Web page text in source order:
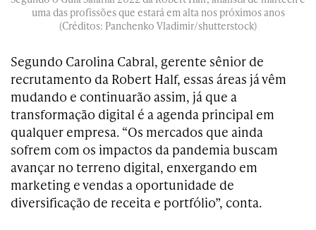
uma das profissões que estará em alta nos próximos anos
(Créditos: Panchenko Vladimir/shutterstock)
Segundo Carolina Cabral, gerente sênior de
recrutamento da Robert Half, essas áreas já vêm
mudando e continuarão assim, já que a
transformação digital é a agenda principal em
qualquer empresa. “Os mercados que ainda
sofrem com os impactos da pandemia buscam
avançar no terreno digital, enxergando em
marketing e vendas a oportunidade de
diversificação de receita e portfólio”, conta.